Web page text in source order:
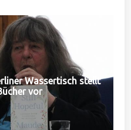
Wassertisch stellt
vor